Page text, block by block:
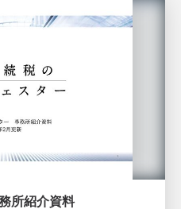
所紹介資料